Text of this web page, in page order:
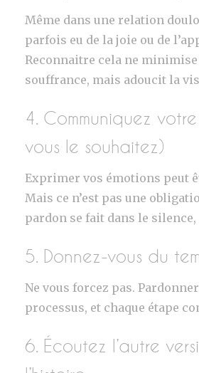
Même dans une relation
parfois eu de la joie ou de
Reconnaitre cela ne
souffrance, mais adoucit la
4. Communiquez
vous le souhaitez)
Exprimer vos émotions peut
Mais ce n’est pas une
pardon se fait dans le
5. Donnez-vous du
Ne vous forcez pas.
processus, et chaque étape
6. Écoutez l’autre